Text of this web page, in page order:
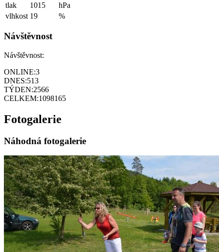
tlak
1015
hPa
vlhkost 19 %
Návštěvnost
Návštěvnost:
ONLINE:3
DNES:513
TÝDEN:2566
CELKEM:1098165
Fotogalerie
Náhodná fotogalerie